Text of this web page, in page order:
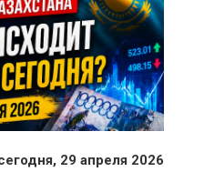
29 апреля 2026